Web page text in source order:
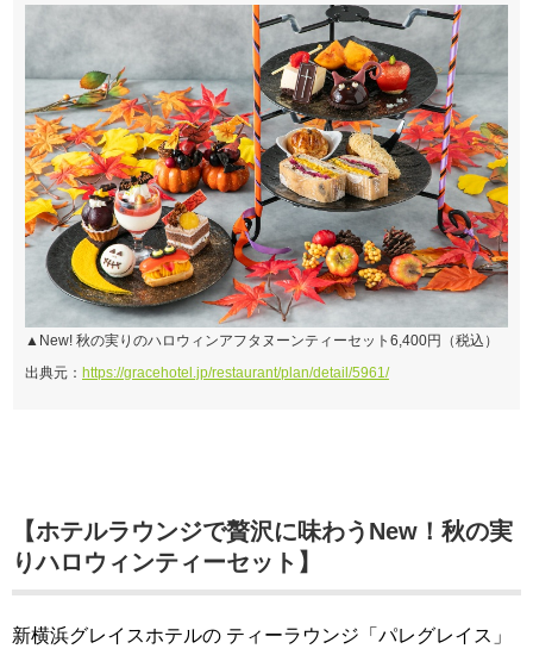
▲New! 秋の実りのハロウィンアフタヌーンティーセット6,400円（税込）
出典元： https://gracehotel.jp/restaurant/plan/detail/5961/
【ホテルラウンジで贅沢に味わうNew！秋の実
りハロウィンティーセット】
新横浜グレイスホテルの ティーラウンジ「パレグレイス」